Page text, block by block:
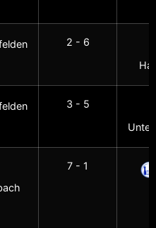
2 - 6
3 - 5
7 - 1